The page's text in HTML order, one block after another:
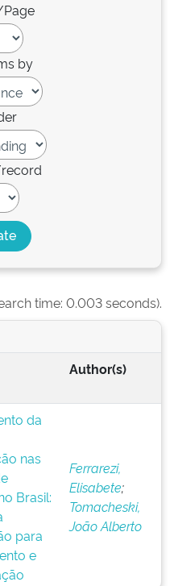
by
time: 0.003 seconds).
Author(s)
da
nas
Brasil:
para
e
Ferrarezi,
Elisabete;
Tomacheski,
João Alberto